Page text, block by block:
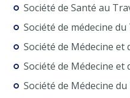
Société de Santé au
Société de médecine du
Société de Médecine et
Société de Médecine et
Société de Médecine